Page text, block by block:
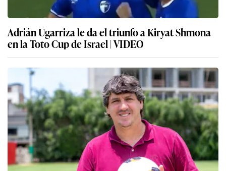
Adrián Ugarriza le da el triunfo a Kiryat Shmona
en la Toto Cup de Israel | VIDEO